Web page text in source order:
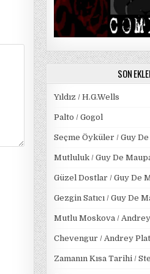
SON
Yıldız / H.G.Wells
Palto / Gogol
Seçme Öyküler / Guy
Mutluluk / Guy De
Güzel Dostlar / Guy De
Gezgin Satıcı / Guy De
Mutlu Moskova /
Chevengur / Andrey
Zamanın Kısa Tarihi /